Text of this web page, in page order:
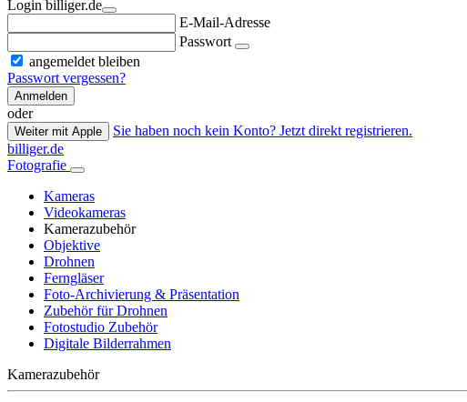
Login billiger.de
E-Mail-Adresse
Passwort
angemeldet bleiben
Passwort vergessen?
Anmelden
oder
Weiter mit Apple
Sie haben noch kein Konto? Jetzt direkt registrieren.
billiger.de
Fotografie
Kameras
Videokameras
Kamerazubehör
Objektive
Drohnen
Ferngläser
Foto-Archivierung & Präsentation
Zubehör für Drohnen
Fotostudio Zubehör
Digitale Bilderrahmen
Kamerazubehör